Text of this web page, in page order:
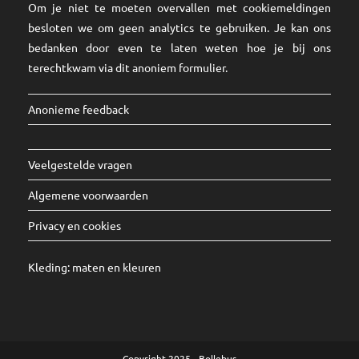
Om je niet te moeten overvallen met cookiemeldingen
besloten we om geen analytics te gebruiken. Je kan ons
bedanken door even te laten weten hoe je bij ons
terechtkwam via dit anoniem formulier.
Anonieme feedback
Veelgestelde vragen
Algemene voorwaarden
Privacy en cookies
Kleding: maten en kleuren